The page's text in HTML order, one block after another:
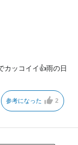
カッコイイ👍雨の日
参考になった 2